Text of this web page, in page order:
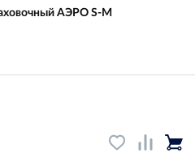
АЭРО S-M